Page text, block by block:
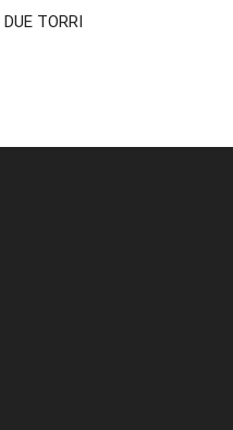
TORRI